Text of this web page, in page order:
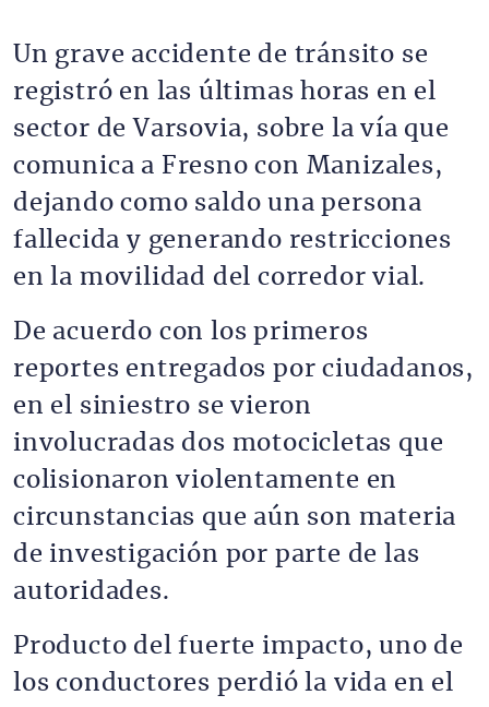
Un grave accidente de tránsito se
registró en las últimas horas en el
sector de Varsovia, sobre la vía que
comunica a Fresno con Manizales,
dejando como saldo una persona
fallecida y generando restricciones
en la movilidad del corredor vial.
De acuerdo con los primeros
reportes entregados por ciudadanos,
en el siniestro se vieron
involucradas dos motocicletas que
colisionaron violentamente en
circunstancias que aún son materia
de investigación por parte de las
autoridades.
Producto del fuerte impacto, uno de
los conductores perdió la vida en el